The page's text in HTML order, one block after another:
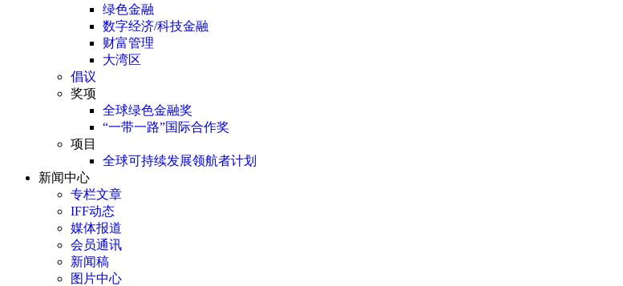
绿色金融
数字经济/科技金融
财富管理
大湾区
倡议
奖项
全球绿色金融奖
“一带一路”国际合作奖
项目
全球可持续发展领航者计划
新闻中心
专栏文章
IFF动态
媒体报道
会员通讯
新闻稿
图片中心